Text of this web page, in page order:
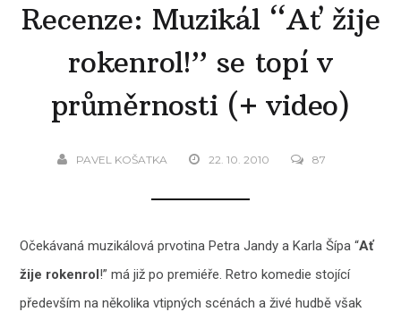
Recenze: Muzikál “Ať žije
rokenrol!” se topí v
průměrnosti (+ video)
PAVEL KOŠATKA 22. 10. 2010 87
Očekávaná muzikálová prvotina Petra Jandy a Karla Šípa “Ať
žije rokenrol!” má již po premiéře. Retro komedie stojící
především na několika vtipných scénách a živé hudbě však